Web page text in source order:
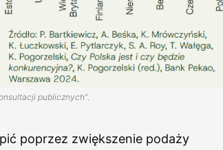
publicznych”.
poprzez zwiększenie podaży